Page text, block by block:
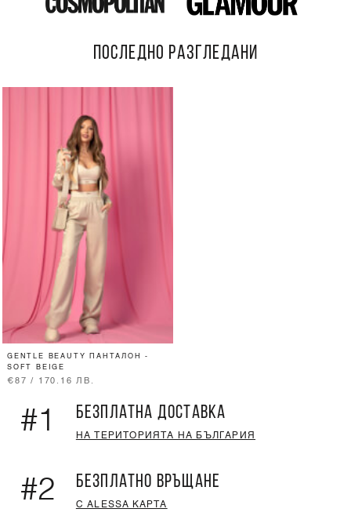
ПОСЛЕДНО РАЗГЛЕДАНИ
GENTLE BEAUTY ПАНТАЛОН -
SOFT BEIGE
€87 / 170.16 ЛВ.
#1 БЕЗПЛАТНА ДОСТАВКА
НА ТЕРИТОРИЯТА НА БЪЛГАРИЯ
#2 БЕЗПЛАТНО ВРЪЩАНЕ
С ALESSA КАРТА